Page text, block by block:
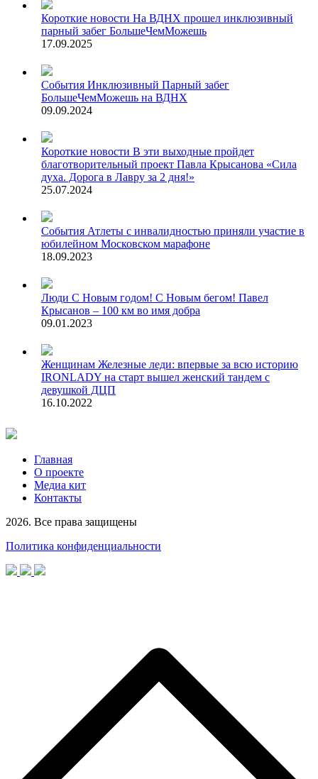
Короткие новости На ВДНХ прошел инклюзивный
парный забег БольшеЧемМожешь
17.09.2025
События Инклюзивный Парный забег
БольшеЧемМожешь на ВДНХ
09.09.2024
Короткие новости В эти выходные пройдет
благотворительный проект Павла Крысанова «Сила
духа. Дорога в Лавру за 2 дня!»
25.07.2024
События Атлеты с инвалидностью приняли участие в
юбилейном Московском марафоне
18.09.2023
Люди С Новым годом! С Новым бегом! Павел
Крысанов – 100 км во имя добра
09.01.2023
Женщинам Железные леди: впервые за всю историю
IRONLADY на старт вышел женский тандем с
девушкой ДЦП
16.10.2022
Главная
О проекте
Медиа кит
Контакты
2026. Все права защищены
Политика конфиденциальности